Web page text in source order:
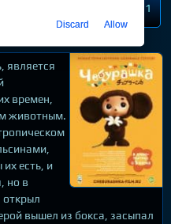
11
является
времен,
животным.
есть, и
но в
открыл
вышел из бокса, засыпал
Discard Allow